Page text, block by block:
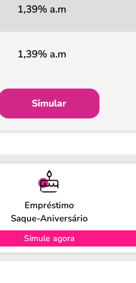
1,39% a.m
1,39% a.m
Simular
Empréstimo
Saque-Aniversário
Simule agora